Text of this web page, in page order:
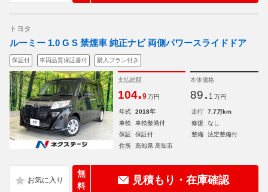
トヨタ
ルーミー 1.0 G S 禁煙車 純正ナビ 両側パワースライドドア
保証付 車両品質保証書付 購入プラン付き
支払総額
104.9 万円
本体価格
89. 1 万円
年式 2018年 走行
7.7万km
車検
車検整備付 修復
なし
保証
保証付 整備
法定整備付
住所
高知県 高知市
無
料
見積もり・在庫確認